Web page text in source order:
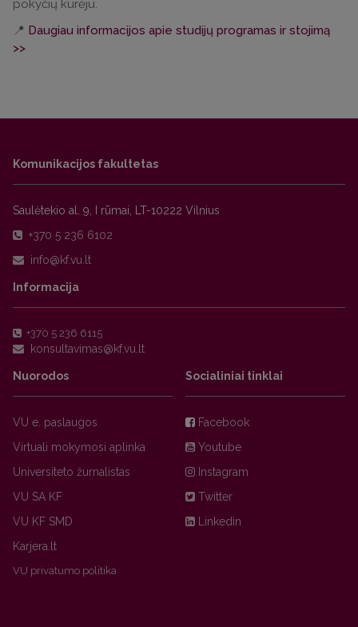
pokyčių kūrėju.
📍 Daugiau informacijos apie studijų programas ir stojimą
>>
Komunikacijos fakultetas
Saulėtekio al. 9, I rūmai, LT-10222 Vilnius
+370 5 236 6102
Informacija
+370 5 236 6115
Nuorodos
VU e. paslaugos
Virtuali mokymosi aplinka
Universiteto žurnalistas
VU SA KF
VU KF SMD
Karjera.lt
VU privatumo politika
Socialiniai tinklai
Facebook
Youtube
Instagram
Twitter
Linkedin